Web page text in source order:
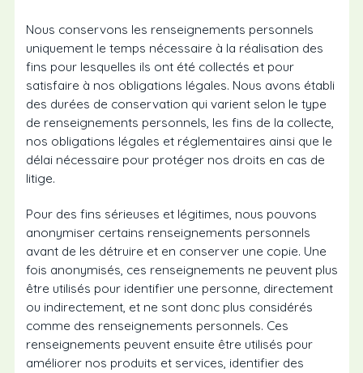
Nous conservons les renseignements personnels
uniquement le temps nécessaire à la réalisation des
fins pour lesquelles ils ont été collectés et pour
satisfaire à nos obligations légales. Nous avons établi
des durées de conservation qui varient selon le type
de renseignements personnels, les fins de la collecte,
nos obligations légales et réglementaires ainsi que le
délai nécessaire pour protéger nos droits en cas de
litige.
Pour des fins sérieuses et légitimes, nous pouvons
anonymiser certains renseignements personnels
avant de les détruire et en conserver une copie. Une
fois anonymisés, ces renseignements ne peuvent plus
être utilisés pour identifier une personne, directement
ou indirectement, et ne sont donc plus considérés
comme des renseignements personnels. Ces
renseignements peuvent ensuite être utilisés pour
améliorer nos produits et services, identifier des